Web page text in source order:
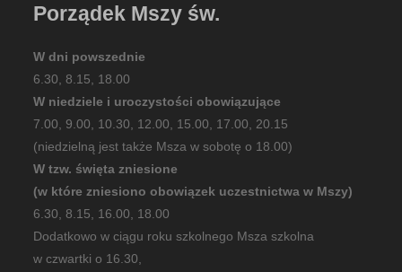
Porządek Mszy św.
W dni powszednie
6.30, 8.15, 18.00
W niedziele i uroczystości obowiązujące
7.00, 9.00, 10.30, 12.00, 15.00, 17.00, 20.15
(niedzielną jest także Msza w sobotę o 18.00)
W tzw. święta zniesione
(w które zniesiono obowiązek uczestnictwa w Mszy)
6.30, 8.15, 16.00, 18.00
Dodatkowo w ciągu roku szkolnego Msza szkolna
w czwartki o 16.30,